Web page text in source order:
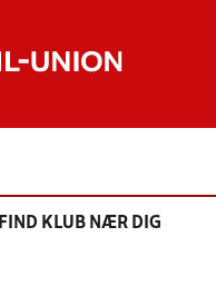
FIND KLUB NÆR DIG